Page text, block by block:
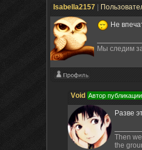
Isabella2157 |
Не
Мы следим
Vоid Автор публикации
Разве
Then
the